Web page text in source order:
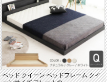
ベッド クイーン ベッドフレーム クイ